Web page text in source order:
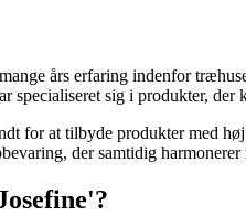
års erfaring indenfor
specialiseret sig i produkter,
for at tilbyde produkter med
der samtidig